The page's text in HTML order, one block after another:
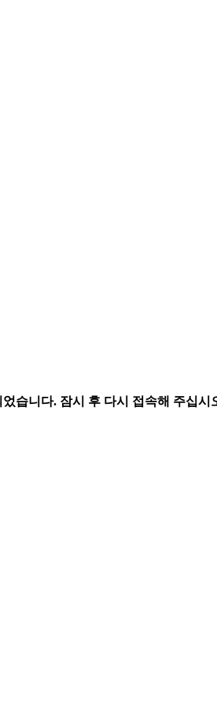
습니다. 잠시 후 다시 접속해 주십시